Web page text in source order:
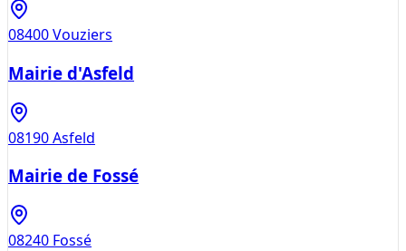
08400Vouziers
Mairie d'Asfeld
08190Asfeld
Mairie de Fossé
08240 Fossé